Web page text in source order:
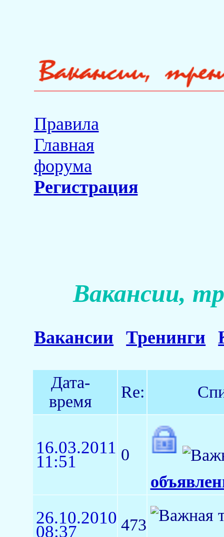
Правила
Главная
форума
Регистрация
Вакансии,
Вакансии Тренинги
Дата-
время
Re:
16.03.2011
11:51
0
26.10.2010
08:37
473